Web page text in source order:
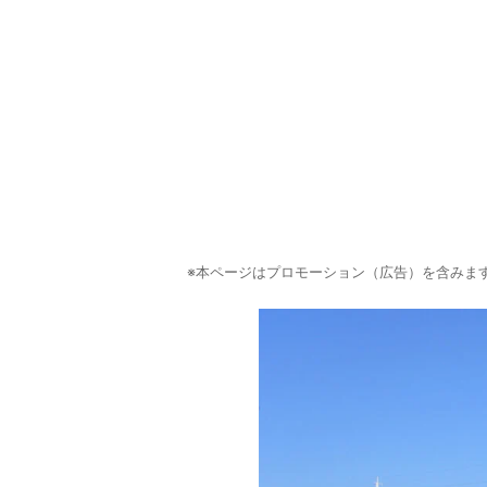
※本ページはプロモーション（広告）を含みま